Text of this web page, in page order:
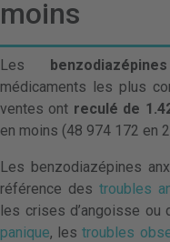
moins
Les
médicaments les plus
ventes ont reculé de
en moins (48 974 172 en
Les benzodiazépines
référence des troubles
les crises d’angoisse ou
panique, lestroubles